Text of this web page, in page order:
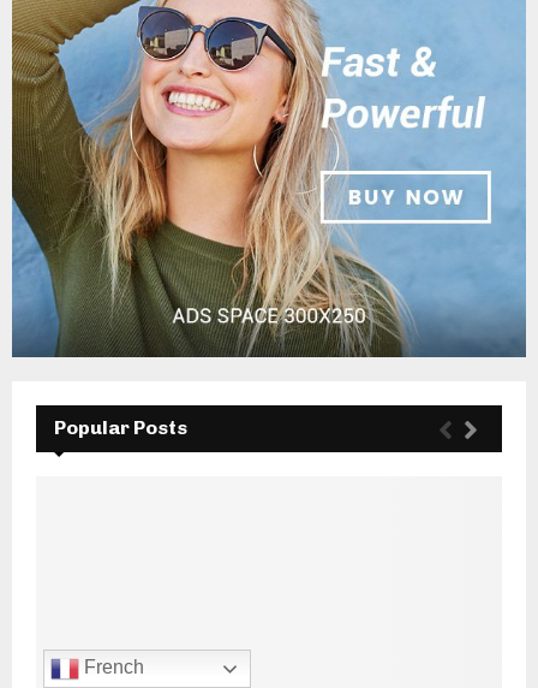
Popular Posts
French